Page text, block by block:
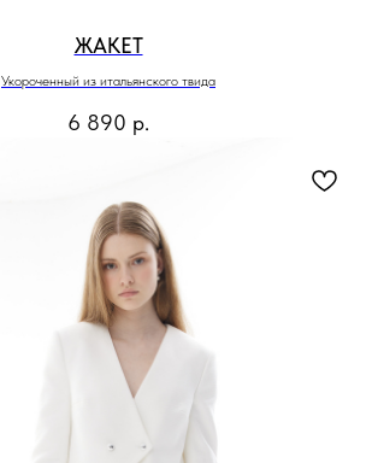
ЖАКЕТ
Укороченный из итальянского твида
6 890 р.